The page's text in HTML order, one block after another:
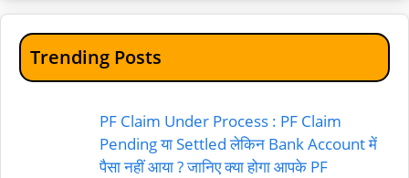
Trending Posts
PF Claim Under Process : PF Claim
Pending या Settled लेकिन Bank Account में
पैसा नहीं आया ? जानिए क्या होगा आपके PF